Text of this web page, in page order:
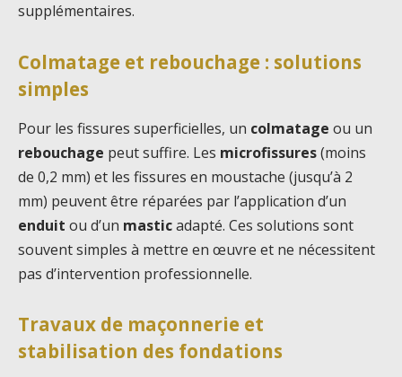
supplémentaires.
Colmatage et rebouchage : solutions
simples
Pour les fissures superficielles, un colmatage ou un
rebouchage peut suffire. Les microfissures(moins
de 0,2 mm) et les fissures en moustache (jusqu’à 2
mm) peuvent être réparées par l’application d’un
enduit ou d’un masticadapté. Ces solutions sont
souvent simples à mettre en œuvre et ne nécessitent
pas d’intervention professionnelle.
Travaux de maçonnerie et
stabilisation des fondations